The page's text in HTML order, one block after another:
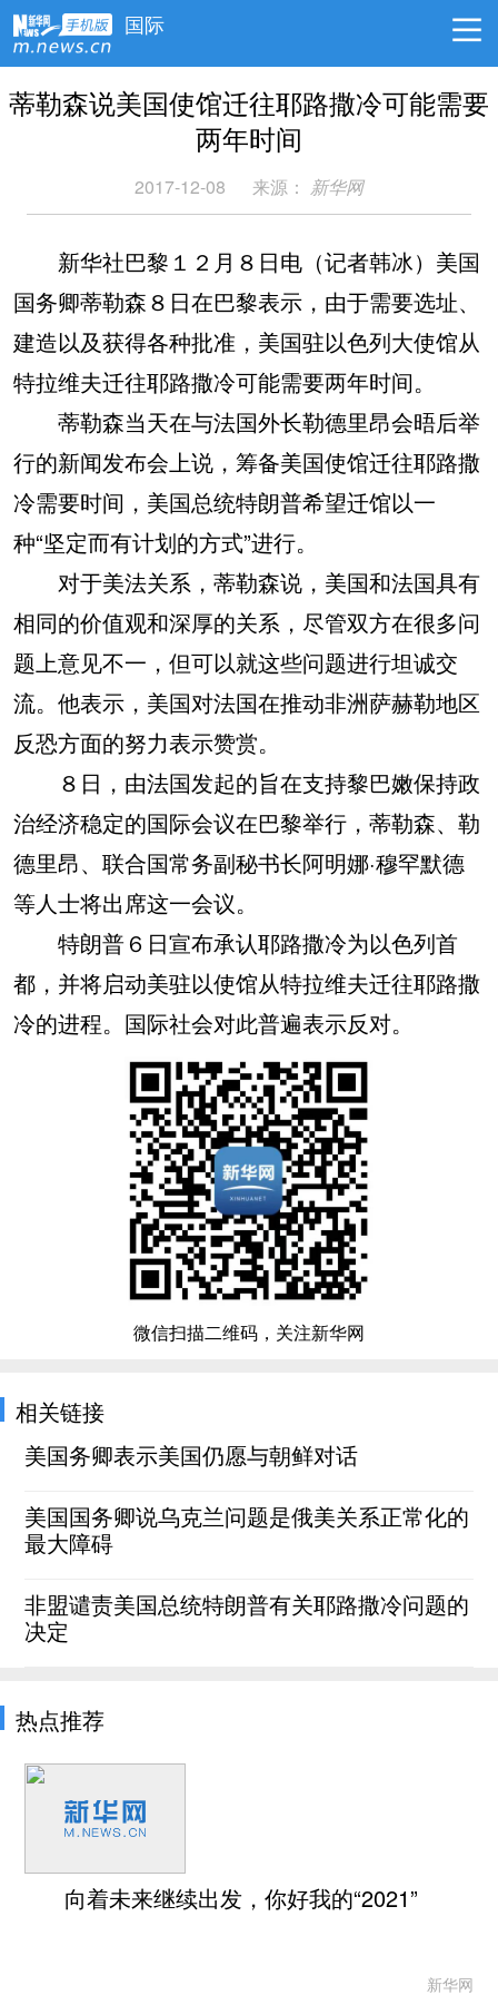
国际
蒂勒森说美国使馆迁往耶路撒冷可能需要
两年时间
2017-12-08 来源： 新华网
新华社巴黎１２月８日电（记者韩冰）美国
国务卿蒂勒森８日在巴黎表示，由于需要选址、
建造以及获得各种批准，美国驻以色列大使馆从
特拉维夫迁往耶路撒冷可能需要两年时间。
蒂勒森当天在与法国外长勒德里昂会晤后举
行的新闻发布会上说，筹备美国使馆迁往耶路撒
冷需要时间，美国总统特朗普希望迁馆以一
种“坚定而有计划的方式”进行。
对于美法关系，蒂勒森说，美国和法国具有
相同的价值观和深厚的关系，尽管双方在很多问
题上意见不一，但可以就这些问题进行坦诚交
流。他表示，美国对法国在推动非洲萨赫勒地区
反恐方面的努力表示赞赏。
８日，由法国发起的旨在支持黎巴嫩保持政
治经济稳定的国际会议在巴黎举行，蒂勒森、勒
德里昂、联合国常务副秘书长阿明娜·穆罕默德
等人士将出席这一会议。
特朗普６日宣布承认耶路撒冷为以色列首
都，并将启动美驻以使馆从特拉维夫迁往耶路撒
冷的进程。国际社会对此普遍表示反对。
微信扫描二维码，关注新华网
相关链接
美国务卿表示美国仍愿与朝鲜对话
美国国务卿说乌克兰问题是俄美关系正常化的
最大障碍
非盟谴责美国总统特朗普有关耶路撒冷问题的
决定
热点推荐
向着未来继续出发，你好我的“2021”
新华网